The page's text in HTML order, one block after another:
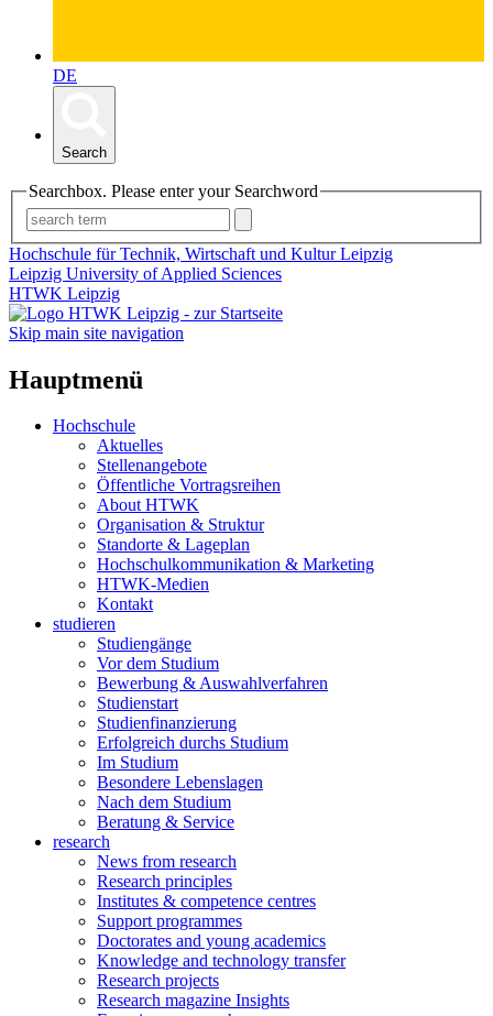
DE
Search
Searchbox. Please enter your Searchword
Hochschule für Technik, Wirtschaft und Kultur Leipzig
Leipzig University of Applied Sciences
HTWK Leipzig
Skip main site navigation
Hauptmenü
Hochschule
Aktuelles
Stellenangebote
Öffentliche Vortragsreihen
About HTWK
Organisation & Struktur
Standorte & Lageplan
Hochschulkommunikation & Marketing
HTWK-Medien
Kontakt
studieren
Studiengänge
Vor dem Studium
Bewerbung & Auswahlverfahren
Studienstart
Studienfinanzierung
Erfolgreich durchs Studium
Im Studium
Besondere Lebenslagen
Nach dem Studium
Beratung & Service
research
News from research
Research principles
Institutes & competence centres
Support programmes
Doctorates and young academics
Knowledge and technology transfer
Research projects
Research magazine Insights